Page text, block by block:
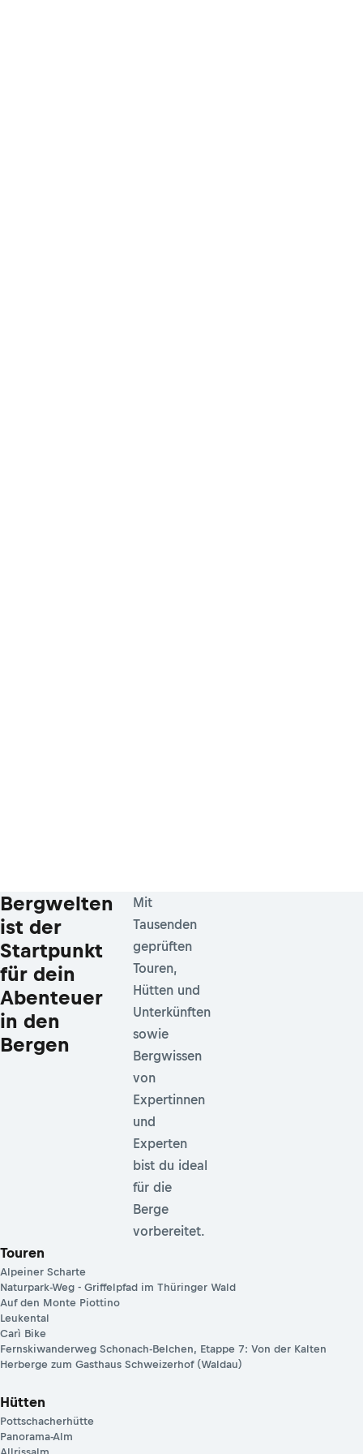
Bergwelten
ist der
Startpunkt
für dein
Abenteuer
in den
Bergen
Mit
Tausenden
geprüften
Touren,
Hütten und
Unterkünften
sowie
Bergwissen
von
Expertinnen
und
Experten
bist du ideal
für die
Berge
vorbereitet.
Touren
Alpeiner Scharte
Naturpark-Weg - Griffelpfad im Thüringer Wald
Auf den Monte Piottino
Leukental
Carì Bike
Fernskiwanderweg Schonach-Belchen, Etappe 7: Von der Kalten
Herberge zum Gasthaus Schweizerhof (Waldau)
Hütten
Pottschacherhütte
Panorama-Alm